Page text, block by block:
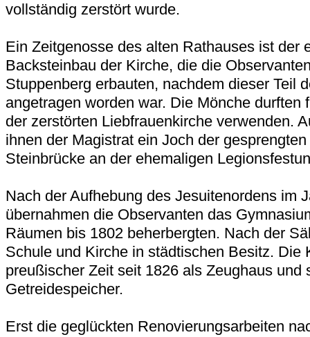
vollständig zerstört wurde.
Ein Zeitgenosse des alten Rathauses ist der
Backsteinbau der Kirche, die die
Stuppenberg erbauten, nachdem dieser Teil
angetragen worden war. Die Mönche durften
der zerstörten Liebfrauenkirche verwenden.
ihnen der Magistrat ein Joch der
Steinbrücke an der ehemaligen
Nach der Aufhebung des Jesuitenordens im
übernahmen die Observanten das
Räumen bis 1802 beherbergten. Nach der
Schule und Kirche in städtischen Besitz. Die
preußischer Zeit seit 1826 als Zeughaus und
Getreidespeicher.
Erst die geglückten Renovierungsarbeiten